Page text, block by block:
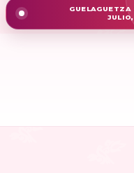
JULIO,